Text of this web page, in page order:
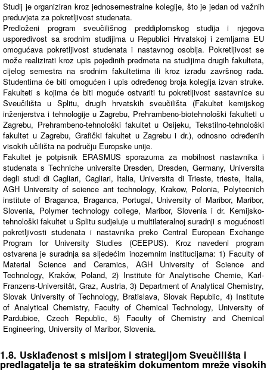
Studij je organiziran kroz jednosemestralne kolegije, što je jedan od važnih
preduvjeta za pokretljivost studenata.
Predloženi program sveučilišnog preddiplomskog studija i njegova
usporedivost sa srodnim studijima u Republici Hrvatskoj i zemljama EU
omogućava pokretljivost studenata i nastavnog osoblja. Pokretljivost se
može realizirati kroz upis pojedinih predmeta na studijima drugih fakulteta,
cijelog semestra na srodnim fakultetima ili kroz izradu završnog rada.
Studentima će biti omogućen i upis određenog broja kolegija izvan struke.
Fakulteti s kojima će biti moguće ostvariti tu pokretljivost sastavnice su
Sveučilišta u Splitu, drugih hrvatskih sveučilišta (Fakultet kemijskog
inženjerstva i tehnologije u Zagrebu, Prehrambeno-biotehnološki fakulteti u
Zagrebu, Prehrambeno-tehnološki fakultet u Osijeku, Tekstilno-tehnološki
fakultet u Zagrebu, Grafički fakultet u Zagrebu i dr.), odnosno određenih
visokih učilišta na području Europske unije.
Fakultet je potpisnik ERASMUS sporazuma za mobilnost nastavnika i
studenata s Techniche universite Dresden, Dresden, Germany, Universita
degli studi di Cagliari, Cagliari, Italia, Universita di Trieste, trieste, Italia,
AGH University of science ant technology, Krakow, Polonia, Polytecnich
institute of Braganca, Braganca, Portugal, University of Maribor, Maribor,
Slovenia, Polymer technology college, Maribor, Slovenia i dr. Kemijsko-
tehnološki fakultet u Splitu sudjeluje u multilateralnoj suradnji s mogućnosti
pokretljivosti studenata i nastavnika preko Central European Exchange
Program for University Studies (CEEPUS). Kroz navedeni program
ostvarena je suradnja sa sljedećim inozemnim institucijama: 1) Faculty of
Material Science and Ceramics, AGH University of Science and
Technology, Kraków, Poland, 2) Institute für Analytische Chemie, Karl-
Franzens-Universität, Graz, Austria, 3) Department of Analytical Chemistry,
Slovak University of Technology, Bratislava, Slovak Republic, 4) Institute
of Analytical Chemistry, Faculty of Chemical Technology, University of
Pardubice, Czech Republic, 5) Faculty of Chemistry and Chemical
Engineering, University of Maribor, Slovenia.
1.8. Usklađenost s misijom i strategijom Sveučilišta i
predlagatelja te sa strateškim dokumentom mreže visokih